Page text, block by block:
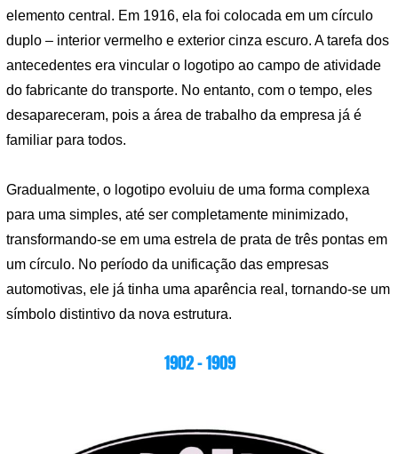
elemento central. Em 1916, ela foi colocada em um círculo
duplo – interior vermelho e exterior cinza escuro. A tarefa dos
antecedentes era vincular o logotipo ao campo de atividade
do fabricante do transporte. No entanto, com o tempo, eles
desapareceram, pois a área de trabalho da empresa já é
familiar para todos.
Gradualmente, o logotipo evoluiu de uma forma complexa
para uma simples, até ser completamente minimizado,
transformando-se em uma estrela de prata de três pontas em
um círculo. No período da unificação das empresas
automotivas, ele já tinha uma aparência real, tornando-se um
símbolo distintivo da nova estrutura.
1902 – 1909